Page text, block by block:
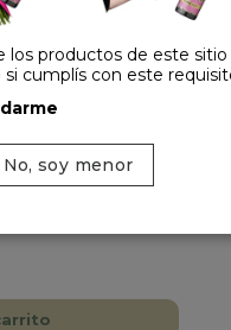
+
los productos de este
cumplís con este